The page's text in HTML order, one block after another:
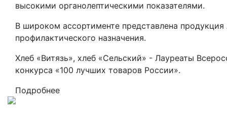
высокими органолептическими показателями.
В широком ассортименте представлена продукция
профилактического назначения.
Хлеб «Витязь», хлеб «Сельский» - Лауреаты
конкурса «100 лучших товаров России».
Подробнее